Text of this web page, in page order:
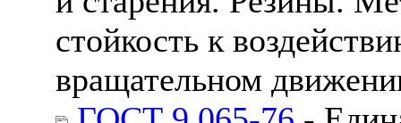
стойкость к
вращательном